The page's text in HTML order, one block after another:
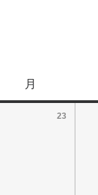
月
23